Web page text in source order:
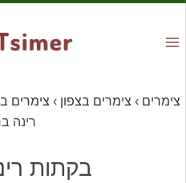
צימרים › צימרים בצפון › צימרים
רינה
בקתות